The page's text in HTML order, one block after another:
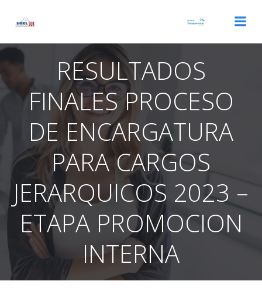
RESULTADOS
FINALES PROCESO
DE ENCARGATURA
PARA CARGOS
JERARQUICOS 2023 –
ETAPA PROMOCION
INTERNA